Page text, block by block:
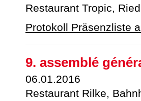
Restaurant Tropic,
Protokoll Präsenzliste
9. assemblé
06.01.2016
Restaurant Rilke,